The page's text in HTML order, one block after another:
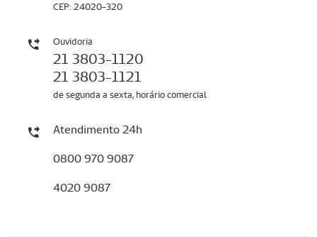
CEP: 24020-320
Ouvidoria
21 3803-1120
21 3803-1121
de segunda a sexta, horário comercial
Atendimento 24h
0800 970 9087
4020 9087